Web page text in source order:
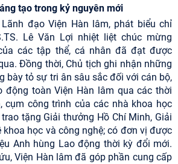
tạo trong kỷ nguyên mới
đạo Viện Hàn lâm, phát biểu chỉ
Lê Văn Lợi nhiệt liệt chúc mừng
các tập thể, cá nhân đã đạt được
Đồng thời, Chủ tịch ghi nhận những
bày tỏ sự tri ân sâu sắc đối với cán bộ,
động toàn Viện Hàn lâm qua các thời
cụm công trình của các nhà khoa học
tặng Giải thưởng Hồ Chí Minh, Giải
học và công nghệ; có đơn vị được
Anh hùng Lao động thời kỳ đổi mới.
Viện Hàn lâm đã góp phần cung cấp